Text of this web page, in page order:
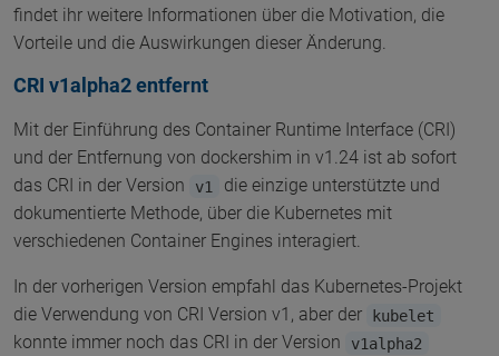
findet ihr weitere Informationen über die Motivation, die
Vorteile und die Auswirkungen dieser Änderung.
CRI v1alpha2 entfernt
Mit der Einführung des Container Runtime Interface (CRI)
und der Entfernung von dockershim in v1.24 ist ab sofort
das CRI in der Version
v1
die einzige unterstützte und
dokumentierte Methode, über die Kubernetes mit
verschiedenen Container Engines interagiert.
In der vorherigen Version empfahl das Kubernetes-Projekt
die Verwendung von CRI Version v1, aber der
kubelet
konnte immer noch das CRI in der Version v1alpha2